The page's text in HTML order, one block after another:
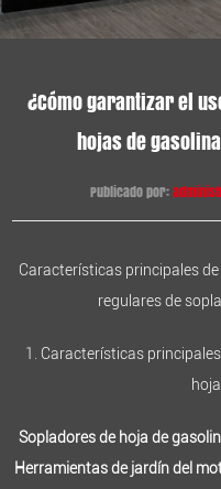
¿Cómo garantizar el
hojas de
Publicado por:
Características principales
regulares de
1. Características
Sopladores de hoja de
Herramientas de jardín del